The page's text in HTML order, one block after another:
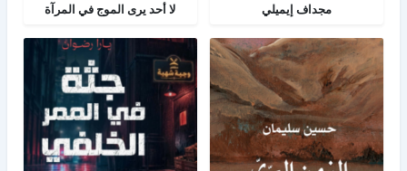
مجداف إيميلي لا أحد يرى الموج في المرآة